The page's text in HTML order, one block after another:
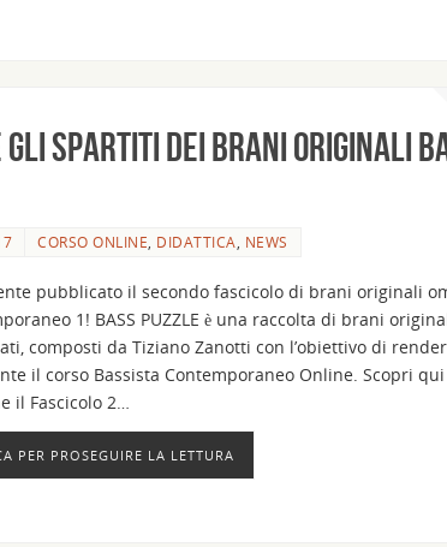
spartiti dei brani originali
CORSO ONLINE DIDATTICA NEWS
pubblicato il secondo fascicolo di brani originali
1! BASS PUZZLE è una raccolta di brani
composti da Tiziano Zanotti con l’obiettivo di
il corso Bassista Contemporaneo Online. Scopri
il Fascicolo 2…
PER PROSEGUIRE LA LETTURA